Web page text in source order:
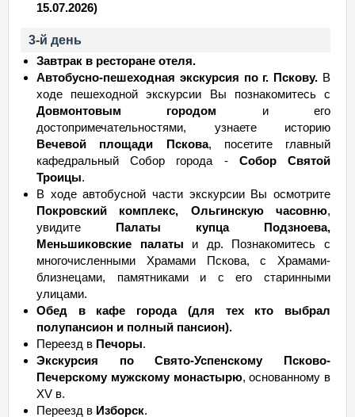
15.07.2026)
3-й день
Завтрак в ресторане отеля.
Автобусно-пешеходная экскурсия по г. Пскову. В
ходе пешеходной экскурсии Вы познакомитесь с
Довмонтовым городом и его
достопримечательностями, узнаете историю
Вечевой площади Пскова, посетите главный
кафедральный Собор города - Собор Святой
Троицы.
В ходе автобусной части экскурсии Вы осмотрите
Покровский комплекс, Ольгинскую часовню,
увидите Палаты купца Подзноева,
Меньшиковские палаты и др. Познакомитесь с
многочисленными Храмами Пскова, с Храмами-
близнецами, памятниками и с его старинными
улицами.
Обед в кафе города (для тех кто выбрал
полупансион и полный пансион).
Переезд в Печоры.
Экскурсия по Свято-Успенскому Псково-
Печерскому мужскому монастырю, основанному в
XV в.
Переезд в Изборск.